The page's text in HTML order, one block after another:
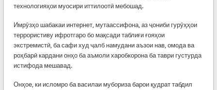
технологияҳои муосири иттилоотӣ мебошад.
Имрӯзҳо шабакаи интернет, мутаассифона, аз ҷониби гурӯҳҳои
террористиву ифротгаро бо мақсади таблиғи ғояҳои
экстремистӣ, ба сафи худ ҷалб намудани аъзои нав, омода ва
роҳбарӣ кардани онҳо ба аъмоли харобкорона ба таври густурда
истифода мешавад.
Онҳое, ки исломро ба василаи мубориза барои қудрат табдил